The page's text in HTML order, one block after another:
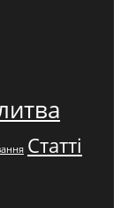
Статті